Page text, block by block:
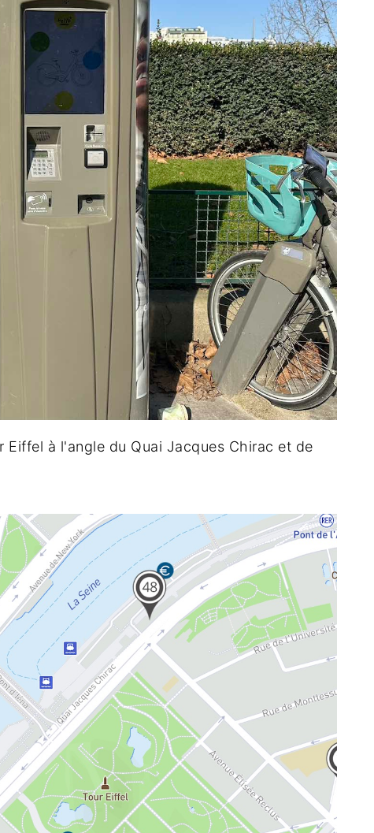
Eiffel à l'angle du Quai Jacques Chirac et de